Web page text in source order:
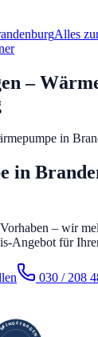
Alles
–
in
in
– wir
Angebot für
030 / 208